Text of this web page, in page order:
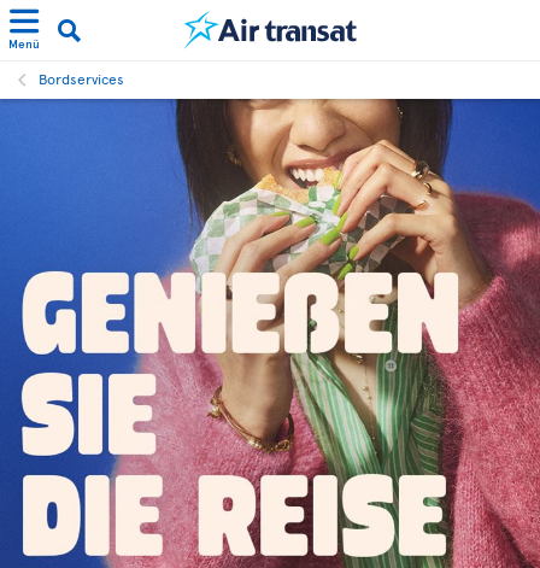
Menü
Bordservices